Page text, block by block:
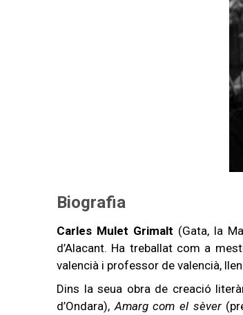
Biografia
Carles Mulet Grimalt (Gata, la
d’Alacant. Ha treballat com a
valencià i professor de valencià,
Dins la seua obra de creació
d’Ondara), Amarg com el sèver